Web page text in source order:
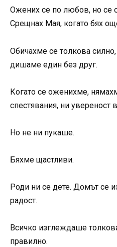
Ожених се по любов, но се
Срещнах Мая, когато бях
Обичахме се толкова
дишаме един без друг.
Когато се оженихме,
спестявания, ни увереност
Но не ни пукаше.
Бяхме щастливи.
Роди ни се дете. Домът се
радост.
Всичко изглеждаше
правилно.